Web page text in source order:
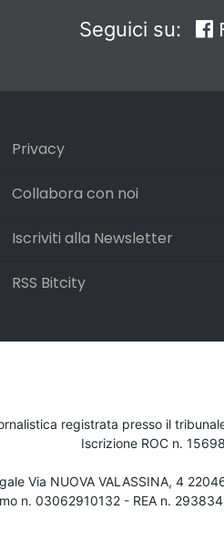
Seguici su:
Privacy
Collabora con noi
Iscriviti alla Newsletter
RSS Bitcity
registrata presso il
Iscrizione ROC n. 15698
Via NUOVA VALASSINA, 4
n. 03062910132 - REA n. 293834